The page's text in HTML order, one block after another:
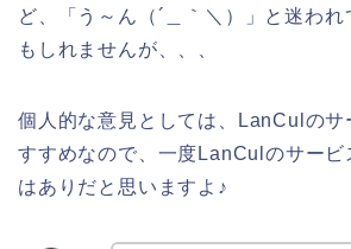
ど、「う～ん（´＿｀＼）」と迷わ
もしれませんが、、、
個人的な意見としては、LanCulのサ
すすめなので、一度LanCulのサービ
はありだと思いますよ♪